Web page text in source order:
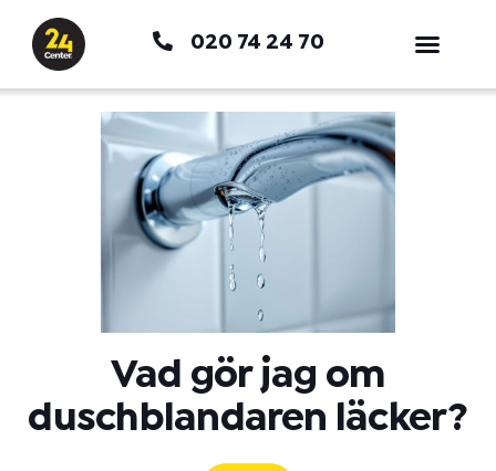
innehåll
020 74 24 70
Vad gör jag om
duschblandaren läcker?